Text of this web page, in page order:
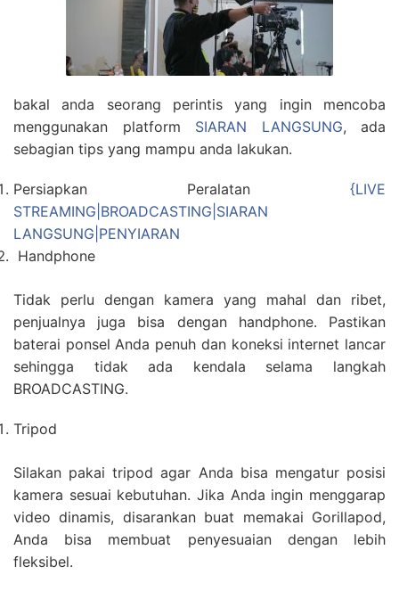
bakal anda seorang perintis yang ingin mencoba
menggunakan platform SIARAN LANGSUNG, ada
sebagian tips yang mampu anda lakukan.
Persiapkan Peralatan {LIVE
STREAMING|BROADCASTING|SIARAN
LANGSUNG|PENYIARAN
Handphone
Tidak perlu dengan kamera yang mahal dan ribet,
penjualnya juga bisa dengan handphone. Pastikan
baterai ponsel Anda penuh dan koneksi internet lancar
sehingga tidak ada kendala selama langkah
BROADCASTING.
Tripod
Silakan pakai tripod agar Anda bisa mengatur posisi
kamera sesuai kebutuhan. Jika Anda ingin menggarap
video dinamis, disarankan buat memakai Gorillapod,
Anda bisa membuat penyesuaian dengan lebih
fleksibel.